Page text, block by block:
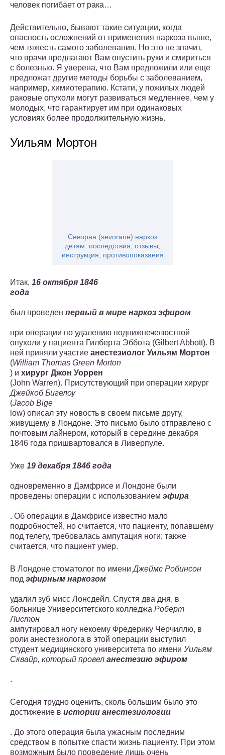
человек погибает от рака…
Действительно, бывают такие ситуации, когда
опасность осложнений от применения наркоза выше,
чем тяжесть самого заболевания. Но это не значит,
что врачи предлагают Вам опустить руки и смириться
с болезнью. Я уверена, что Вам предложили или еще
предложат другие методы борьбы с заболеванием,
например, химиотерапию. Кстати, у пожилых людей
раковые опухоли могут развиваться медленнее, чем у
молодых, что гарантирует им при одинаковых
условиях более продолжительную жизнь.
Уильям Мортон
Севоран (sevorane) наркоз
детям. последствия, отзывы,
инструкция, противопоказания
Итак, 16 октября 1846
года
был проведен первый в мире наркоз эфиром
при операции по удалению поднижнечелюстной
опухоли у пациента Гилберта Эббота (Gilbert Abbott). В
ней приняли участие анестезиолог Уильям Мортон
(William Thomas Green Morton
) и хирург Джон Уоррен
(John Warren). Присутствующий при операции хирург
Джейкоб Бигелоу
(Jacob Bige
low) описал эту новость в своем письме другу,
живущему в Лондоне. Это письмо было отправлено с
почтовым лайнером, который в середине декабря
1846 года пришвартовался в Ливерпуле.
Уже 19 декабря 1846 года
одновременно в Дамфрисе и Лондоне были
проведены операции с использованием эфира
. Об операции в Дамфрисе известно мало
подробностей, но считается, что пациенту, попавшему
под телегу, требовалась ампутация ноги; также
считается, что пациент умер.
В Лондоне стоматолог по имениДжеймс Робинсон
под эфирным наркозом
удалил зуб мисс Лонсдейл. Спустя два дня, в
больнице Университетского колледжа Роберт
Листон
ампутировал ногу некоему Фредерику Черчиллю, в
роли анестезиолога в этой операции выступил
студент медицинского университета по имени Уильям
Сквайр, который провел анестезию эфиром
.
Сегодня трудно оценить, сколь большим было это
достижение в истории анестезиологии
. До этого операция была ужасным последним
средством в попытке спасти жизнь пациенту. При этом
возможным было проведение лишь очень